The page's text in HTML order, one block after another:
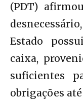
(PDT)
Estado
caixa,
suficientes
obrigações